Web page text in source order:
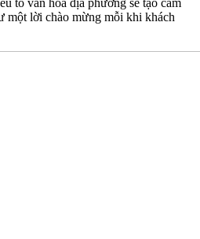
một lời chào mừng mỗi khi khách